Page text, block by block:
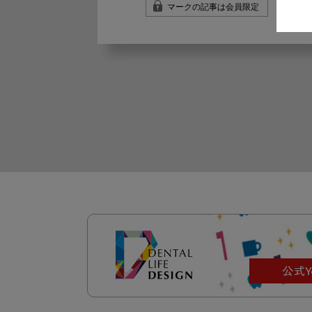
マークの記事は会員限定